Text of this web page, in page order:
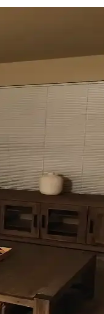
engellenmeden ışık kontrolü
estetik ve
öneriler sunulmaktadır.
storlar, bambu jaluziler ve
Doğru renk ve
önemli ölçüde